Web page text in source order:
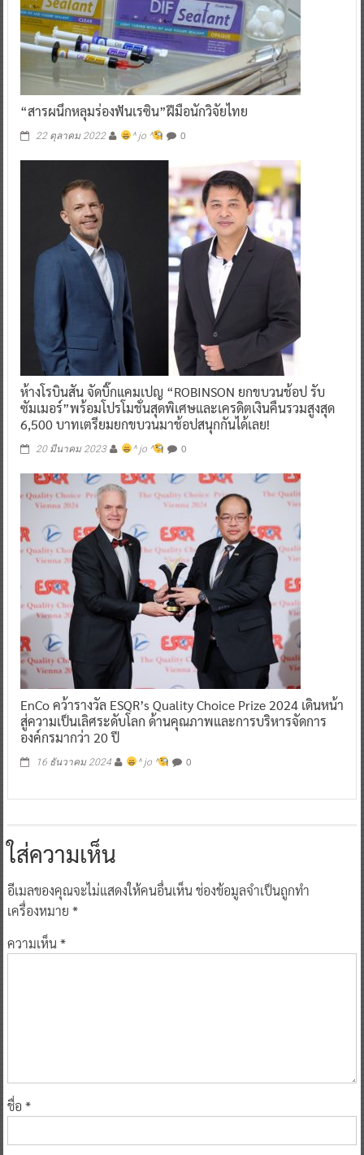
“สารผนึกหลุมร่องฟันเรซิน”ฝีมือนักวิจัยไทย
22 ตุลาคม 2022 ^ jo ^ 0
ห้างโรบินสัน จัดบิ๊กแคมเปญ “ROBINSON ยกขบวนช้อป รับ
ซัมเมอร์”พร้อมโปรโมชั่นสุดพิเศษและเครดิตเงินคืนรวมสูงสุด
6,500 บาทเตรียมยกขบวนมาช้อปสนุกกันได้เลย!
20 มีนาคม 2023 ^ jo ^ 0
EnCo คว้ารางวัล ESQR’s Quality Choice Prize 2024 เดินหน้า
สู่ความเป็นเลิศระดับโลก ด้านคุณภาพและการบริหารจัดการ
องค์กรมากว่า 20 ปี
16 ธันวาคม 2024 ^ jo ^ 0
ใส่ความเห็น
อีเมลของคุณจะไม่แสดงให้คนอื่นเห็นช่องข้อมูลจำเป็นถูกทำ
เครื่องหมาย *
ความเห็น*
ชื่อ *